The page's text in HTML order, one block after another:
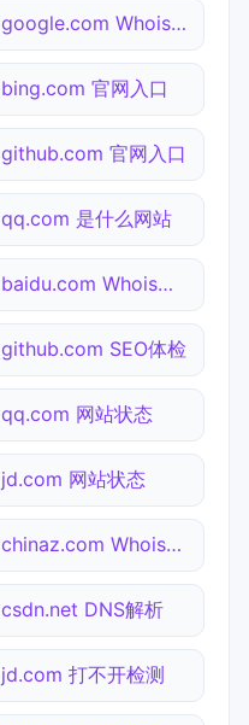
google.com Whois查询
bing.com 官网入口
github.com 官网入口
qq.com 是什么网站
baidu.com Whois查询
github.com SEO体检
qq.com 网站状态
jd.com 网站状态
chinaz.com Whois查询
csdn.net DNS解析
jd.com 打不开检测